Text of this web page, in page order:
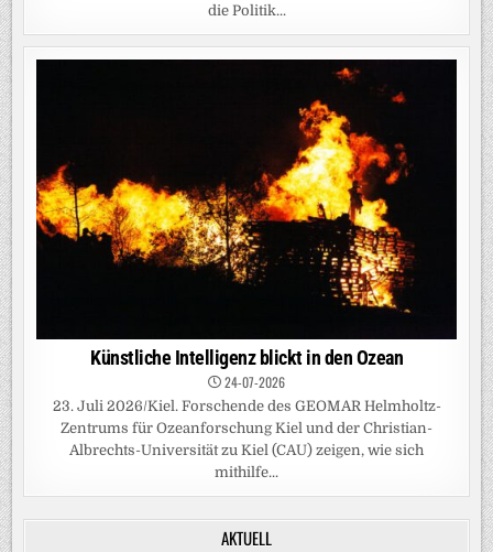
die Politik...
Künstliche Intelligenz blickt in den Ozean
24-07-2026
23. Juli 2026/Kiel. Forschende des GEOMAR Helmholtz-
Zentrums für Ozeanforschung Kiel und der Christian-
Albrechts-Universität zu Kiel (CAU) zeigen, wie sich
mithilfe...
AKTUELL